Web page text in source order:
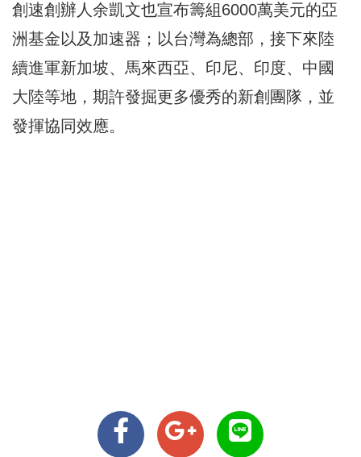
創速創辦人余凱文也宣布籌組6000萬美元的亞
洲基金以及加速器；以台灣為總部，接下來陸
續進軍新加坡、馬來西亞、印尼、印度、中國
大陸等地，期許發掘更多優秀的新創團隊，並
發揮協同效應。